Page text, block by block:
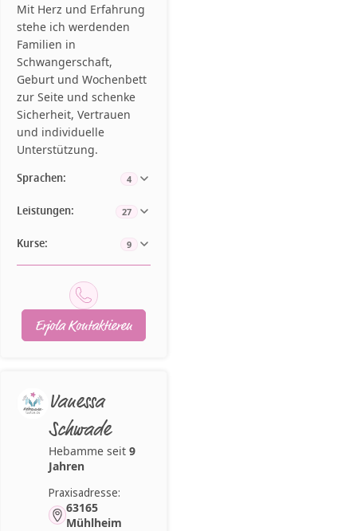
Mit Herz und Erfahrung
stehe ich werdenden
Familien in
Schwangerschaft,
Geburt und Wochenbett
zur Seite und schenke
Sicherheit, Vertrauen
und individuelle
Unterstützung.
Sprachen: 4
Leistungen: 27
Kurse: 9
Erjola Kontaktieren
Vanessa
Schwade
Hebamme seit 9
Jahren
Praxisadresse:
63165
Mühlheim